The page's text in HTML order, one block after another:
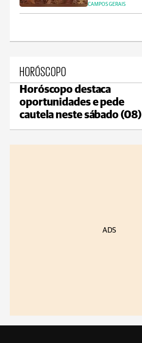
CAMPOS GERAIS
HORÓSCOPO
Horóscopo destaca
oportunidades e pede
cautela neste sábado (08)
ADS